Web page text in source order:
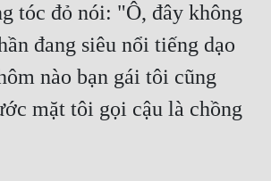
tóc đỏ nói: "Ô, đây không
đang siêu nổi tiếng dạo
nào bạn gái tôi cũng
mặt tôi gọi cậu là chồng